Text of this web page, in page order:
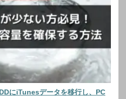
にiTunesデータを移行し、PC